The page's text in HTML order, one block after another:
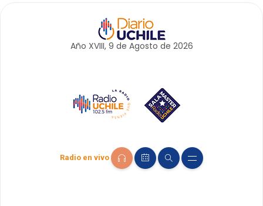
Año XVIII, 9 de Agosto de 2026
Radio en vivo